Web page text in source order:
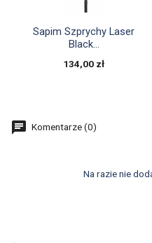
Szybki podgląd
Sapim Szprychy Laser
Black...
134,00 zł
Komentarze (0)
Na razie nie